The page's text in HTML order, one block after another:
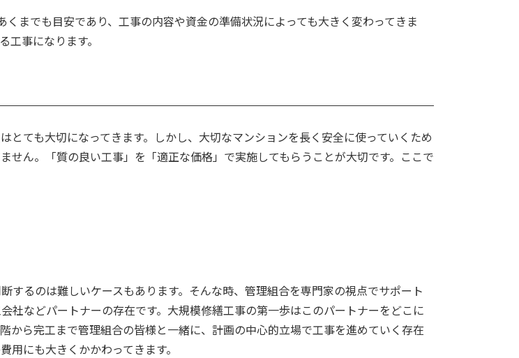
までも目安であり、工事の内容や資金の準備状況によっても大きく変わってきま
工事になります。
ても大切になってきます。しかし、大切なマンションを長く安全に使っていくため
せん。「質の良い工事」を「適正な価格」で実施してもらうことが大切です。ここで
するのは難しいケースもあります。そんな時、管理組合を専門家の視点でサポート
社などパートナーの存在です。 大規模修繕工事の第一歩はこのパートナーをどこに
から完工まで管理組合の皆様と一緒に、計画の中心的立場で工事を進めていく存在
にも大きくかかわってきます。